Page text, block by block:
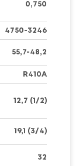
0,750
4750-3246
55,7-48,2
R410A
12,7 (1/2)
19,1 (3/4)
32